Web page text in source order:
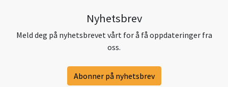
Nyhetsbrev
Meld deg på nyhetsbrevet vårt for å få oppdateringer fra
oss.
Abonner på nyhetsbrev